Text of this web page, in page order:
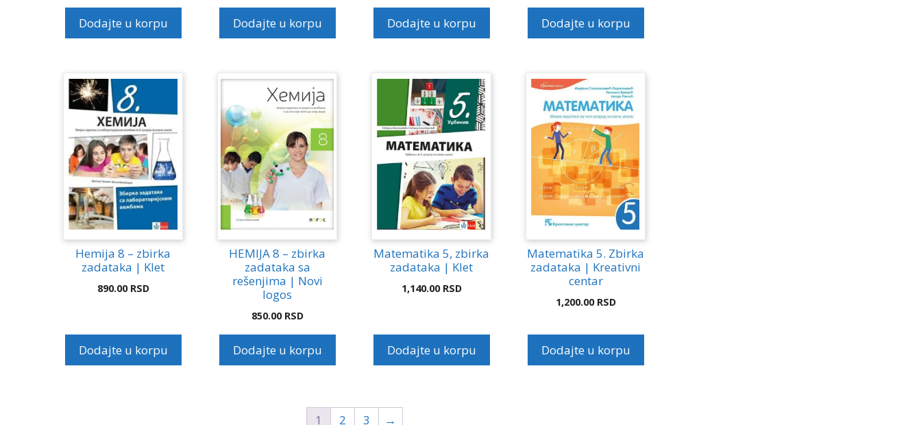
Dodajte u korpu Dodajte u korpu Dodajte u korpu Dodajte u korpu
Hemija 8 – zbirka
zadataka | Klet
890.00 RSD
Dodajte u korpu
HEMIJA 8 – zbirka
zadataka sa
rešenjima | Novi
logos
850.00 RSD
Dodajte u korpu
Matematika 5, zbirka
zadataka | Klet
1,140.00 RSD
Dodajte u korpu
Matematika 5. Zbirka
zadataka | Kreativni
centar
1,200.00 RSD
Dodajte u korpu
1 2 3 →